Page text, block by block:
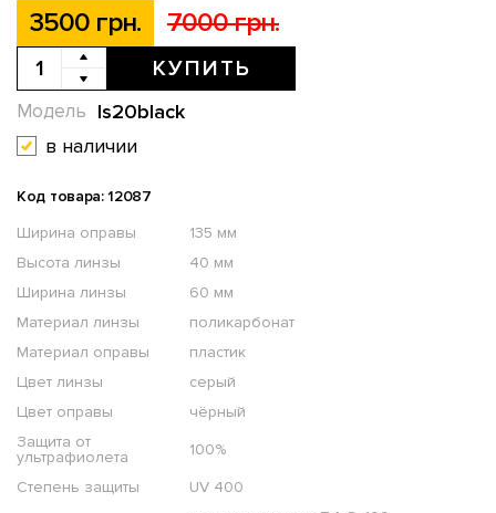
3500 грн. 7000 грн.
КУПИТЬ
ls20black
Модель
в наличии
Код товара: 12087
Ширина оправы
135 мм
Высота линзы
40 мм
Ширина линзы
60 мм
Материал линзы
поликарбонат
Материал оправы
пластик
Цвет линзы
серый
Цвет оправы
чёрный
Защита от
ультрафиолета
100%
Степень защиты
UV 400